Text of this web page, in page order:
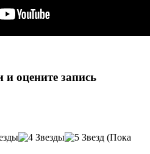
и оцените запись
(Пока